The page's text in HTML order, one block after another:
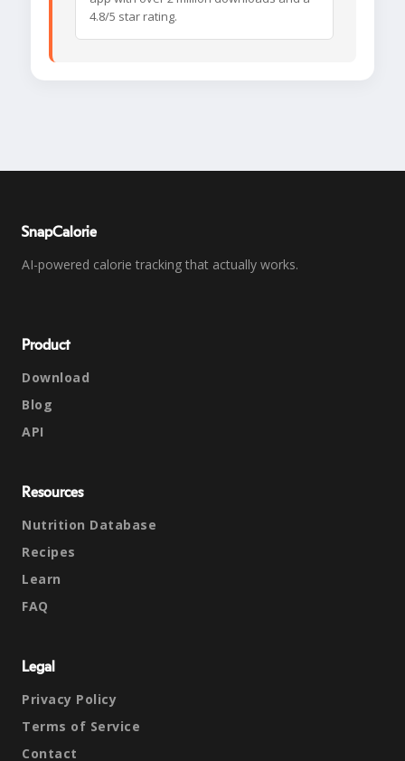
4.8/5 star rating.
SnapCalorie
AI-powered calorie tracking that actually works.
Product
Download
Blog
API
Resources
Nutrition Database
Recipes
Learn
FAQ
Legal
Privacy Policy
Terms of Service
Contact